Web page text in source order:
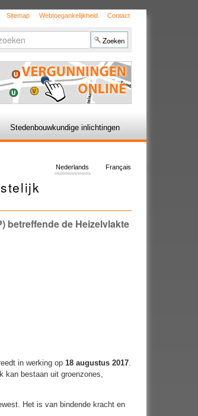
Sitemap Webtoegankelijkheid Contact
Stedenbouwkundige inlichtingen
Français
Nederlands
betreffende de Heizelvlakte
in werking op18 augustus 2017.
kan bestaan uit groenzones,
Het is van bindende kracht en